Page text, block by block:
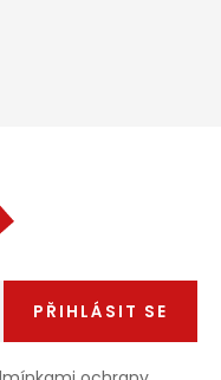
PŘIHLÁSIT SE